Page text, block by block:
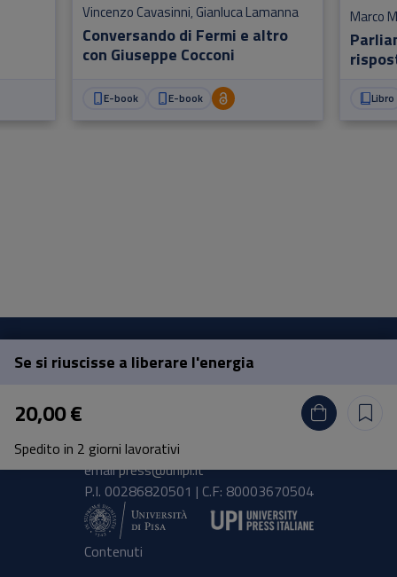
Conversando di Fermi e altro
con Giuseppe Cocconi
Vincenzo Cavasinni, Gianluca Lamanna
E-book E-book
Marco
Libro
Se si riuscisse a liberare l'energia
20,00 €
Spedito in 2 giorni lavorativi
Pisa University Press
Lungarno Pacinotti 43/44 56126 Pisa
tel.+39 050 2212056
emailpress@unipi.it
P.I. 00286820501 | C.F: 80003670504
Contenuti